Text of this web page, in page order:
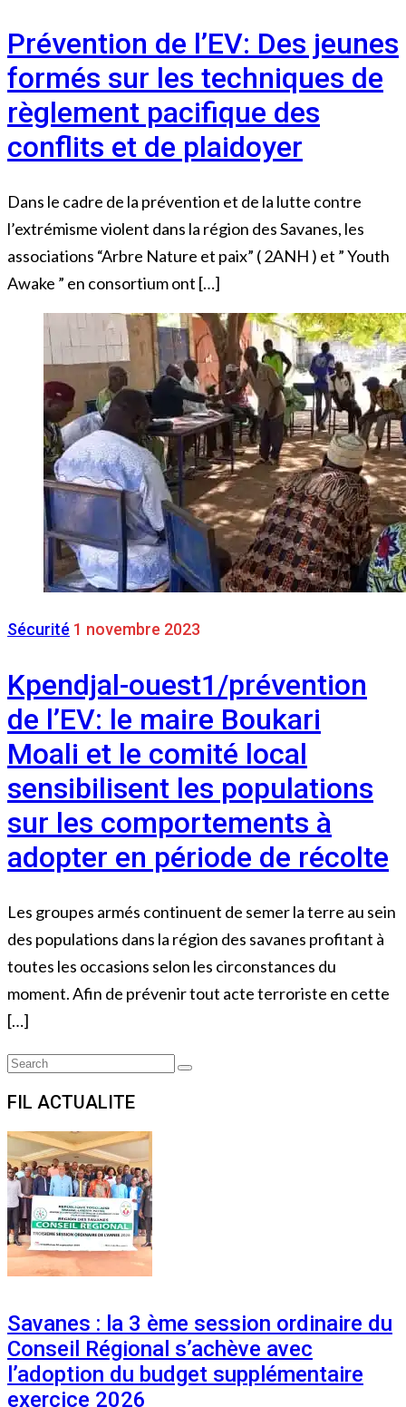
Prévention de l’EV: Des jeunes
formés sur les techniques de
règlement pacifique des
conflits et de plaidoyer
Dans le cadre de la prévention et de la lutte contre
l’extrémisme violent dans la région des Savanes, les
associations “Arbre Nature et paix” ( 2ANH ) et ” Youth
Awake ” en consortium ont […]
Sécurité 1 novembre 2023
Kpendjal-ouest1/prévention
de l’EV: le maire Boukari
Moali et le comité local
sensibilisent les populations
sur les comportements à
adopter en période de récolte
Les groupes armés continuent de semer la terre au sein
des populations dans la région des savanes profitant à
toutes les occasions selon les circonstances du
moment. Afin de prévenir tout acte terroriste en cette
[…]
Search
Search
FIL ACTUALITE
Savanes : la 3 ème session ordinaire du
Conseil Régional s’achève avec
l’adoption du budget supplémentaire
exercice 2026